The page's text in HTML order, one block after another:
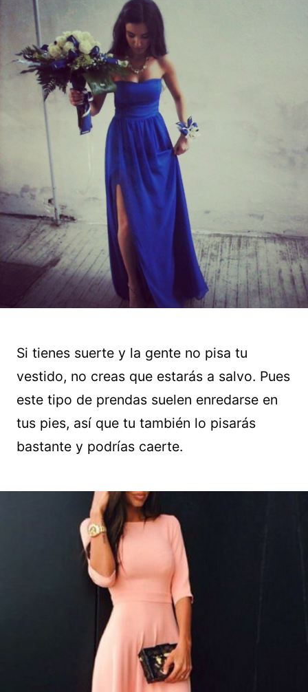
Si tienes suerte y la gente no pisa tu
vestido, no creas que estarás a salvo. Pues
este tipo de prendas suelen enredarse en
tus pies, así que tu también lo pisarás
bastante y podrías caerte.